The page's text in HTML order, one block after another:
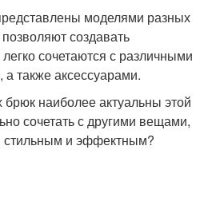
моделями разных
создавать
сочетаются с различными
также аксессуарами.
наиболее актуальны этой
сочетать с другими вещами,
стильным и эффектным?